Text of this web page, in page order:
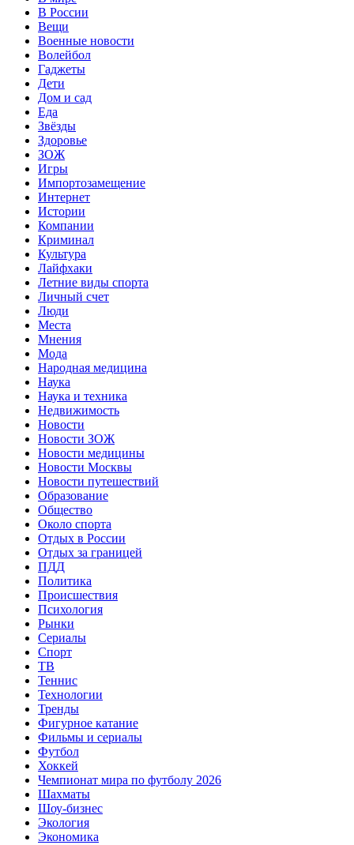
В России
Вещи
Военные новости
Волейбол
Гаджеты
Дети
Дом и сад
Еда
Звёзды
Здоровье
ЗОЖ
Игры
Импортозамещение
Интернет
Истории
Компании
Криминал
Культура
Лайфхаки
Летние виды спорта
Личный счет
Люди
Места
Мнения
Мода
Народная медицина
Наука
Наука и техника
Недвижимость
Новости
Новости ЗОЖ
Новости медицины
Новости Москвы
Новости путешествий
Образование
Общество
Около спорта
Отдых в России
Отдых за границей
ПДД
Политика
Происшествия
Психология
Рынки
Сериалы
Спорт
ТВ
Теннис
Технологии
Тренды
Фигурное катание
Фильмы и сериалы
Футбол
Хоккей
Чемпионат мира по футболу 2026
Шахматы
Шоу-бизнес
Экология
Экономика